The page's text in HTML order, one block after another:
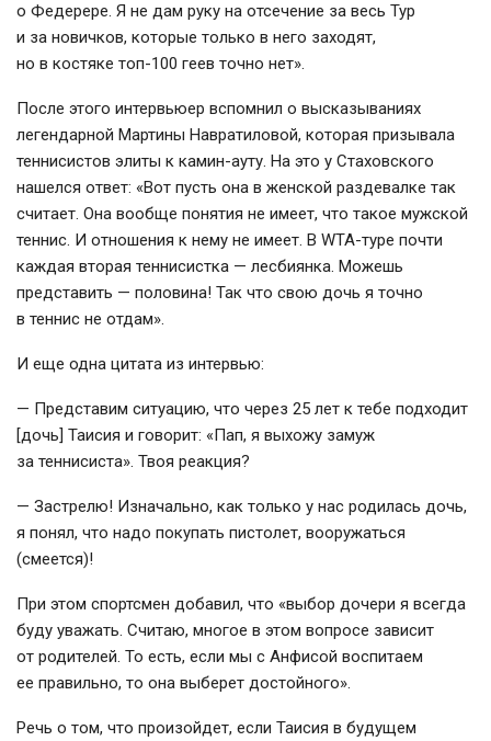
о Федерере. Я не дам руку на отсечение за весь Тур
и за новичков, которые только в него заходят,
но в костяке топ-100 геев точно нет».
После этого интервьюер вспомнил о высказываниях
легендарной Мартины Навратиловой, которая призывала
теннисистов элиты к камин-ауту. На это у Стаховского
нашелся ответ: «Вот пусть она в женской раздевалке так
считает. Она вообще понятия не имеет, что такое мужской
теннис. И отношения к нему не имеет. В WTA-туре почти
каждая вторая теннисистка — лесбиянка. Можешь
представить — половина! Так что свою дочь я точно
в теннис не отдам».
И еще одна цитата из интервью:
— Представим ситуацию, что через 25 лет к тебе подходит
[дочь] Таисия и говорит: «Пап, я выхожу замуж
за теннисиста». Твоя реакция?
— Застрелю! Изначально, как только у нас родилась дочь,
я понял, что надо покупать пистолет, вооружаться
(смеется)!
При этом спортсмен добавил, что «выбор дочери я всегда
буду уважать. Считаю, многое в этом вопросе зависит
от родителей. То есть, если мы с Анфисой воспитаем
ее правильно, то она выберет достойного».
Речь о том, что произойдет, если Таисия в будущем